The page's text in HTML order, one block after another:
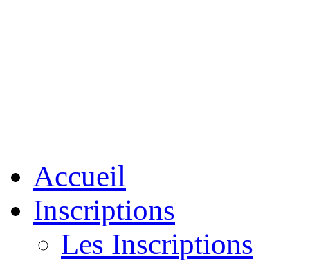
Accueil
Inscriptions
Les Inscriptions